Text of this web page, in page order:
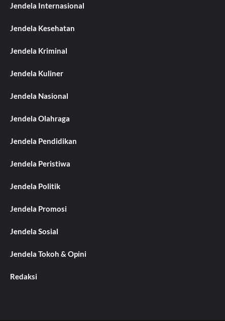
Jendela Internasional
Jendela Kesehatan
Jendela Kriminal
Jendela Kuliner
Jendela Nasional
Jendela Olahraga
Jendela Pendidikan
Jendela Peristiwa
Jendela Politik
Jendela Promosi
Jendela Sosial
Jendela Tokoh & Opini
Redaksi